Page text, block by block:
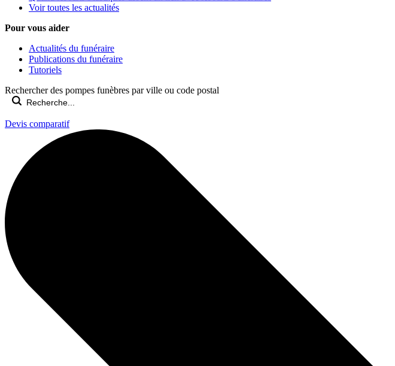
Voir toutes les actualités
Pour vous aider
Actualités du funéraire
Publications du funéraire
Tutoriels
Rechercher des pompes funèbres par ville ou code postal
Devis comparatif